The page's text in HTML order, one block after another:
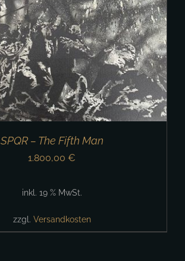
SPQR – The Fifth Man
1.800,00 €
inkl. 19 % MwSt.
zzgl. Versandkosten